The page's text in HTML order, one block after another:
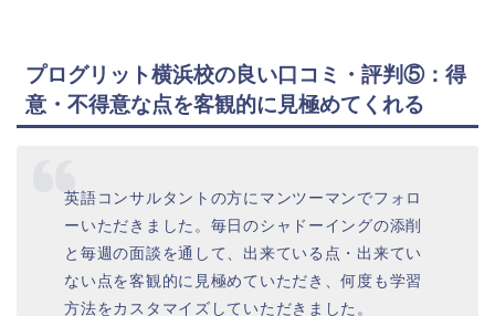
プログリット横浜校の良い口コミ・評判⑤：得
意・不得意な点を客観的に見極めてくれる
英語コンサルタントの方にマンツーマンでフォロ
ーいただきました。毎日のシャドーイングの添削
と毎週の面談を通して、出来ている点・出来てい
ない点を客観的に見極めていただき、何度も学習
方法をカスタマイズしていただきました。